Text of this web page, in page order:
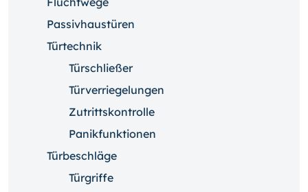
Passivhaustüren
Türtechnik
Türschließer
Türverriegelungen
Zutrittskontrolle
Panikfunktionen
Türbeschläge
Türgriffe